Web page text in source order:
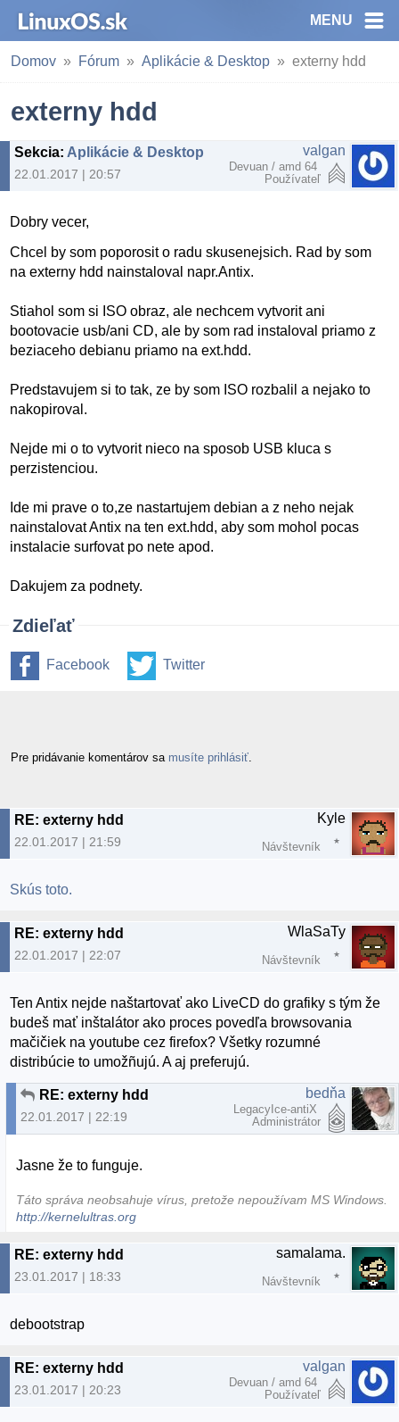
MENU
Domov Fórum Aplikácie & Desktop externy hdd
externy hdd
Sekcia: Aplikácie & Desktop
22.01.2017 | 20:57
valgan
Devuan / amd 64
Používateľ
Dobry vecer,
Chcel by som poporosit o radu skusenejsich. Rad by som
na externy hdd nainstaloval napr.Antix.
Stiahol som si ISO obraz, ale nechcem vytvorit ani
bootovacie usb/ani CD, ale by som rad instaloval priamo z
beziaceho debianu priamo na ext.hdd.
Predstavujem si to tak, ze by som ISO rozbalil a nejako to
nakopiroval.
Nejde mi o to vytvorit nieco na sposob USB kluca s
perzistenciou.
Ide mi prave o to,ze nastartujem debian a z neho nejak
nainstalovat Antix na ten ext.hdd, aby som mohol pocas
instalacie surfovat po nete apod.
Dakujem za podnety.
Zdieľať
Facebook Twitter
Pre pridávanie komentárov sa musíte prihlásiť
RE: externy hdd
22.01.2017 | 21:59
Kyle
Návštevník
Skús toto.
RE: externy hdd
22.01.2017 | 22:07
WlaSaTy
Návštevník
Ten Antix nejde naštartovať ako LiveCD do grafiky s tým že
budeš mať inštalátor ako proces povedľa browsovania
mačičiek na youtube cez firefox? Všetky rozumné
distribúcie to umožñujú. A aj preferujú.
RE: externy hdd
22.01.2017 | 22:19
bedňa
LegacyIce-antiX
Administrátor
Jasne že to funguje.
Táto správa neobsahuje vírus, pretože nepoužívam MS Windows.
http://kernelultras.org
RE: externy hdd
23.01.2017 | 18:33
samalama.
Návštevník
debootstrap
RE: externy hdd
23.01.2017 | 20:23
valgan
Devuan / amd 64
Používateľ